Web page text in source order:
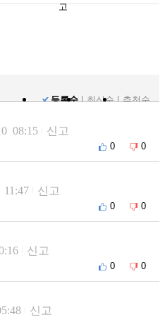
고
등록순
최신순 추천순
08:15 신고
0 0
11:47 신고
0 0
신고
0 0
신고